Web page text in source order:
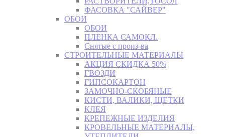
ФАСОВКА "САЙВЕР"
ОБОИ
ОБОИ
ПЛЕНКА САМОКЛ.
Снятые с произ-ва
СТРОИТЕЛЬНЫЕ МАТЕРИАЛЫ
АКЦИЯ СКИДКА 50%
ГВОЗДИ
ГИПСОКАРТОН
ЗАМОЧНО-СКОБЯНЫЕ
КИСТИ, ВАЛИКИ, ЩЕТКИ
КЛЕЯ
КРЕПЕЖНЫЕ ИЗДЕЛИЯ
КРОВЕЛЬНЫЕ МАТЕРИАЛЫ,